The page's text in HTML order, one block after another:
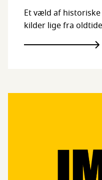
Et væld af
kilder lige fra